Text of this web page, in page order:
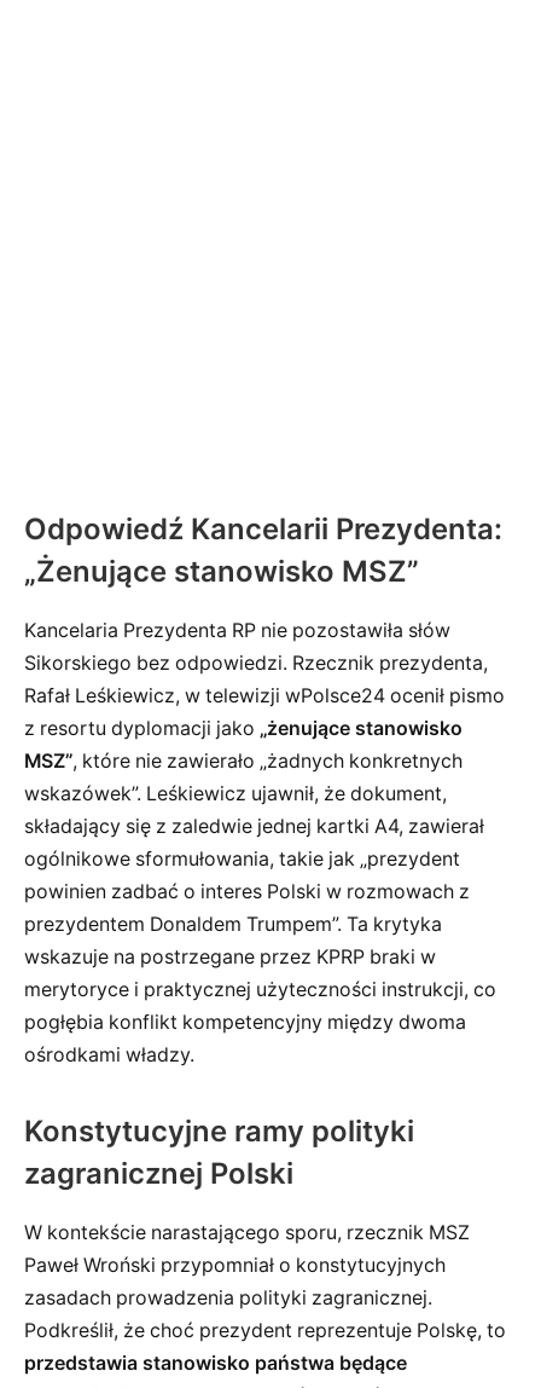
Odpowiedź Kancelarii Prezydenta:
„Żenujące stanowisko MSZ”
Kancelaria Prezydenta RP nie pozostawiła słów
Sikorskiego bez odpowiedzi. Rzecznik prezydenta,
Rafał Leśkiewicz, w telewizji wPolsce24 ocenił pismo
z resortu dyplomacji jako „żenujące stanowisko
MSZ”, które nie zawierało „żadnych konkretnych
wskazówek”. Leśkiewicz ujawnił, że dokument,
składający się z zaledwie jednej kartki A4, zawierał
ogólnikowe sformułowania, takie jak „prezydent
powinien zadbać o interes Polski w rozmowach z
prezydentem Donaldem Trumpem”. Ta krytyka
wskazuje na postrzegane przez KPRP braki w
merytoryce i praktycznej użyteczności instrukcji, co
pogłębia konflikt kompetencyjny między dwoma
ośrodkami władzy.
Konstytucyjne ramy polityki
zagranicznej Polski
W kontekście narastającego sporu, rzecznik MSZ
Paweł Wroński przypomniał o konstytucyjnych
zasadach prowadzenia polityki zagranicznej.
Podkreślił, że choć prezydent reprezentuje Polskę, to
przedstawia stanowisko państwa będące